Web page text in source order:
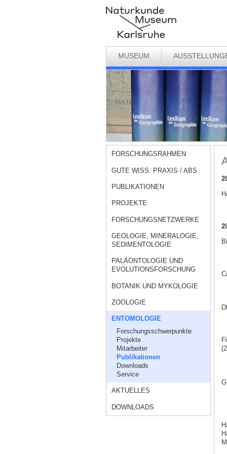
MUSEUM
FORSCHUNGSRAHMEN
GUTE WISS. PRAXIS / ABS
PUBLIKATIONEN
PROJEKTE
FORSCHUNGSNETZWERKE
GEOLOGIE, MINERALOGIE,
SEDIMENTOLOGIE
PALÄONTOLOGIE UND
EVOLUTIONSFORSCHUNG
BOTANIK UND MYKOLOGIE
ZOOLOGIE
ENTOMOLOGIE
Forschungsschwerpunkte
Projekte
Mitarbeiter
Publikationen
Downloads
Service
AKTUELLES
DOWNLOADS